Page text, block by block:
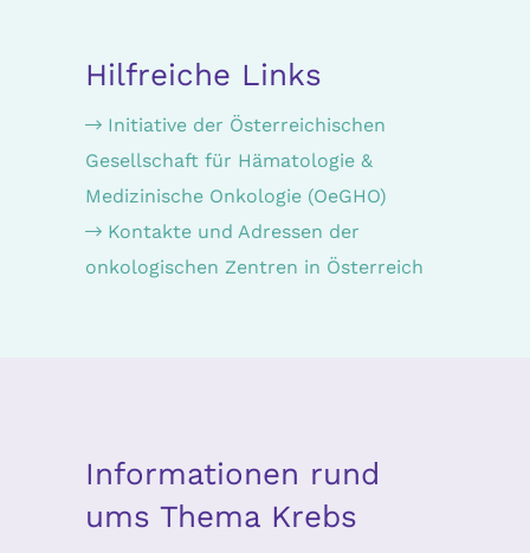
Hilfreiche Links
Initiative der Österreichischen
Gesellschaft für Hämatologie &
Medizinische Onkologie (OeGHO)
Kontakte und Adressen der
onkologischen Zentren in Österreich
Informationen rund
ums Thema Krebs